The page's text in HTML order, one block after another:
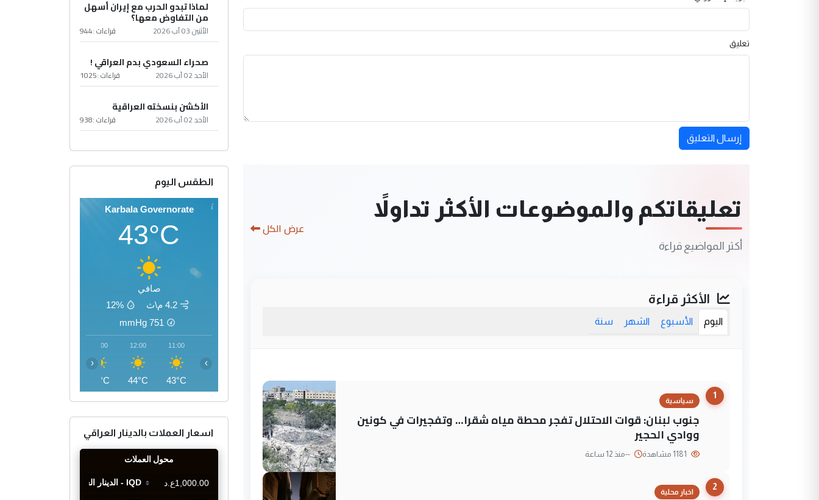
تعليق
إرسال التعليق
تعليقاتكم والموضوعات الأكثر تداولاً
أكثر المواضيع قراءة
عرض الكل
الأكثر قراءة
اليوم الأسبوع الشهر سنة
1
سياسية
جنوب لبنان: قوات الاحتلال تفجر محطة مياه شقرا… وتفجيرات في كونين
ووادي الحجير
--منذ 12 ساعة
2
اخبار محلية
لماذا تبدو الحرب مع إيران أسهل
من التفاوض معها؟
الأثنين 03 آب 2026 قراءات :944
صحراء السعودي بدم العراقي !
الأحد 02 آب 2026 قراءات :1025
الأكشن بنسخته العراقية
الأحد 02 آب 2026 قراءات :938
الطقس اليوم
Karbala Governorate
43°C
صافي
4.2 م\ث
12%
751
mmHg
11:00
43°C
12:00
44°C
13:00
45°C
‹ ›
اسعار العملات بالدينار العراقي